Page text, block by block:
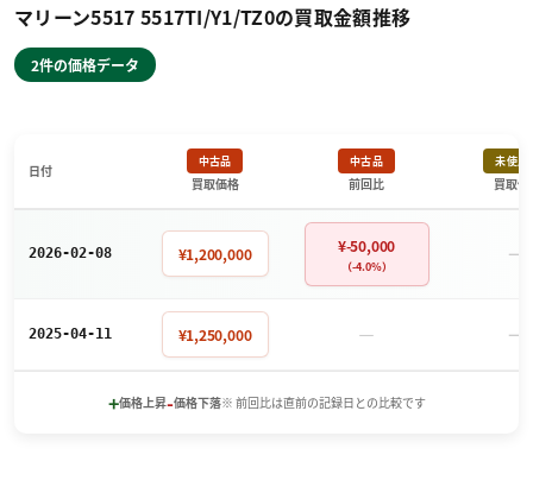
マリーン5517 5517TI/Y1/TZ0の買取金額推移
2件の価格データ
日付
中古品
買取価格
中古品
前回比
未使用
買取価
2026-02-08 ¥1,200,000 ¥-50,000
（-4.0%） －
2025-04-11 ¥1,250,000 － －
+価格上昇-価格下落※ 前回比は直前の記録日との比較です